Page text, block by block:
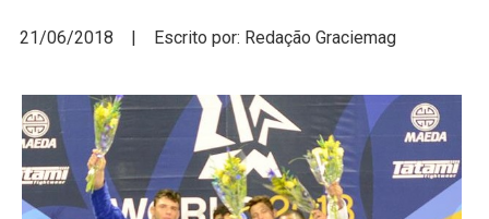
21/06/2018 | Escrito por: Redação Graciemag